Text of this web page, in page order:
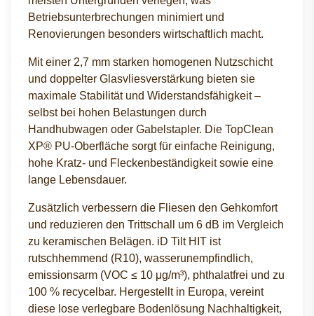
Betriebsunterbrechungen minimiert und
Renovierungen besonders wirtschaftlich macht.
Mit einer 2,7 mm starken homogenen Nutzschicht
und doppelter Glasvliesverstärkung bieten sie
maximale Stabilität und Widerstandsfähigkeit –
selbst bei hohen Belastungen durch
Handhubwagen oder Gabelstapler. Die TopClean
XP® PU-Oberfläche sorgt für einfache Reinigung,
hohe Kratz- und Fleckenbeständigkeit sowie eine
lange Lebensdauer.
Zusätzlich verbessern die Fliesen den Gehkomfort
und reduzieren den Trittschall um 6 dB im Vergleich
zu keramischen Belägen. iD Tilt HIT ist
rutschhemmend (R10), wasserunempfindlich,
emissionsarm (VOC ≤ 10 μg/m³), phthalatfrei und zu
100 % recycelbar. Hergestellt in Europa, vereint
diese lose verlegbare Bodenlösung Nachhaltigkeit,